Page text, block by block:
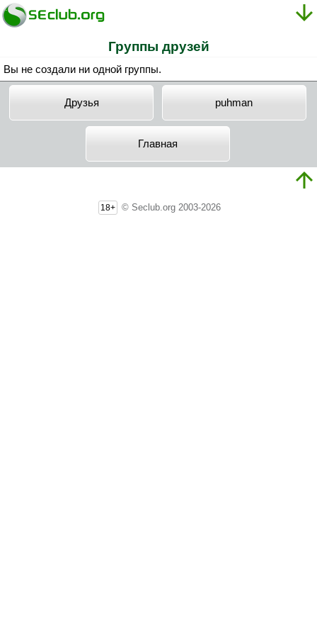
Группы друзей
Вы не создали ни одной группы.
Друзья puhman
Главная
18+ © Seclub.org 2003-2026